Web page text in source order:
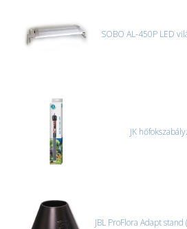
SOBO AL-450P LED
JK
JBL ProFlora Adapt